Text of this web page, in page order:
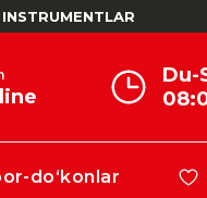
INSTRUMENTLAR
Du-
do‘konlar